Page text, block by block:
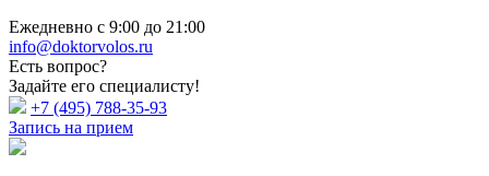
Ежедневно с 9:00 до 21:00
info@doktorvolos.ru
Есть вопрос?
Задайте его специалисту!
+7 (495) 788-35-93
Запись на прием